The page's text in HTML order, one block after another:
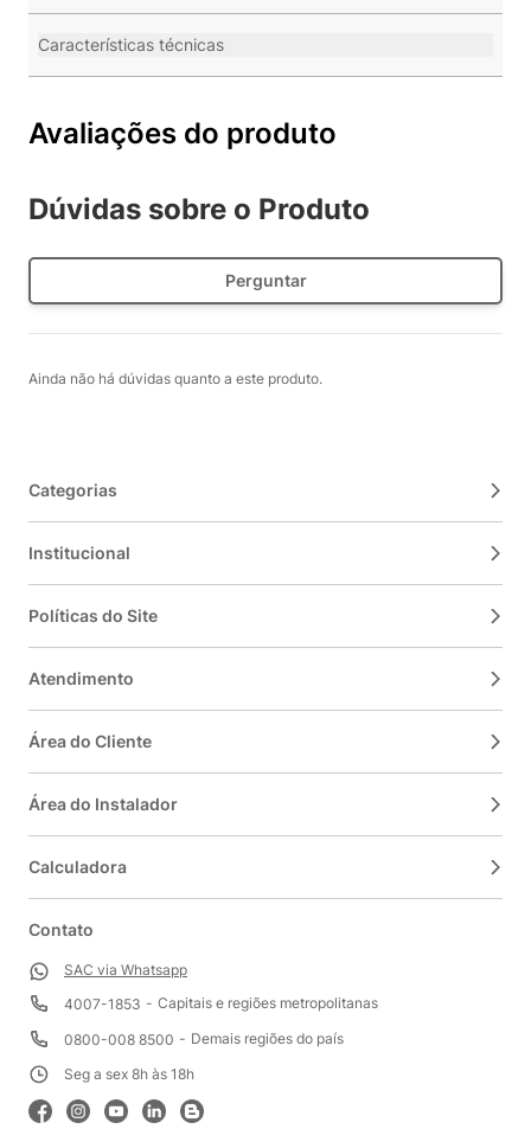
Características técnicas
Avaliações do produto
Dúvidas sobre o Produto
Perguntar
Ainda não há dúvidas quanto a este produto.
Categorias
Institucional
Políticas do Site
Atendimento
Área do Cliente
Área do Instalador
Calculadora
Contato
SAC via Whatsapp
4007-1853
Capitais e regiões metropolitanas
0800-008 8500
Demais regiões do país
Seg a sex 8h às 18h